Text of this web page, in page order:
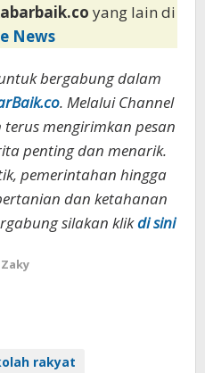
yang lain di
News
bergabung dalam
. Melalui Channel
mengirimkan pesan
penting dan menarik.
pemerintahan hingga
dan ketahanan
silakan klikdi sini
rakyat